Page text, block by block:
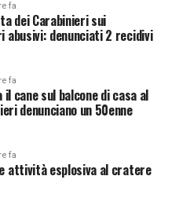
fa
dei Carabinieri sui
abusivi: denunciati 2 recidivi
fa
il cane sul balcone di casa al
denunciano un 50enne
fa
attività esplosiva al cratere